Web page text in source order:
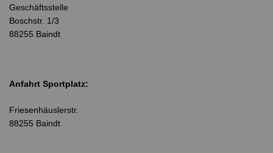
Geschäftsstelle
Boschstr. 1/3
88255 Baindt
Anfahrt Sportplatz:
Friesenhäuslerstr.
88255 Baindt